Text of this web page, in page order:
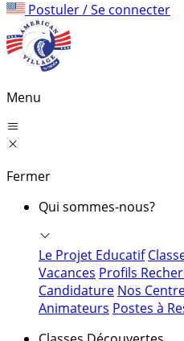
Postuler / Se connecter
Menu
Fermer
Qui sommes-nous?
Le Projet Educatif
Vacances Profils
Candidature Nos
Animateurs Postes à